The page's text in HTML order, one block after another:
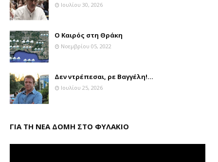
Ιουλίου 30, 2026
Ο Καιρός στη Θράκη
Νοεμβρίου 05, 2022
Δεν ντρέπεσαι, ρε Βαγγέλη!...
Ιουλίου 25, 2026
ΓΙΑ ΤΗ ΝΕΑ ΔΟΜΗ ΣΤΟ ΦΥΛΑΚΙΟ